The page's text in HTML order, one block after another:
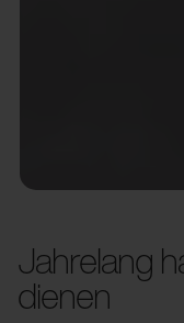
Jahrelang
dienen